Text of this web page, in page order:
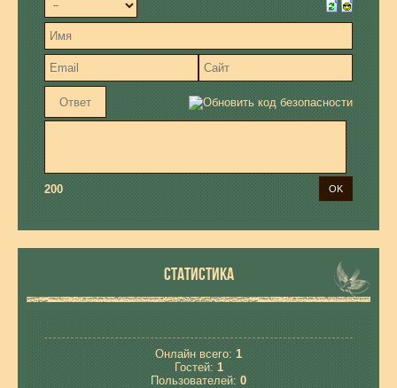
200
СТАТИСТИКА
Онлайн всего: 1
Гостей: 1
Пользователей: 0